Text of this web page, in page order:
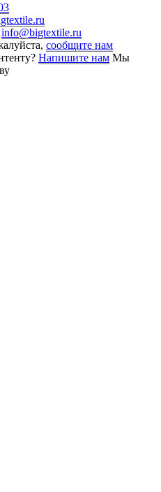
info@bigtextile.ru
сообщите нам
Напишите нам Мы